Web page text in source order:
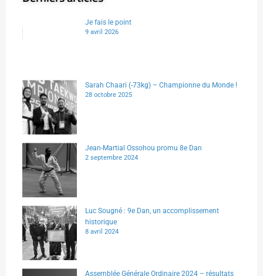
Je fais le point
9 avril 2026
Sarah Chaari (-73kg) – Championne du Monde !
28 octobre 2025
Jean-Martial Ossohou promu 8e Dan
2 septembre 2024
Luc Sougné : 9e Dan, un accomplissement
historique
8 avril 2024
Assemblée Générale Ordinaire 2024 – résultats